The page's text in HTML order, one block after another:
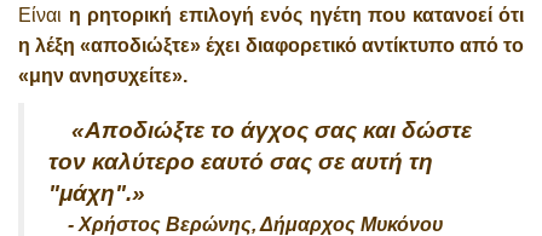
Είναι η ρητορική επιλογή ενός ηγέτη που κατανοεί ότι
η λέξη «αποδιώξτε» έχει διαφορετικό αντίκτυπο από το
«μην ανησυχείτε».
«Αποδιώξτε το άγχος σας και δώστε
τον καλύτερο εαυτό σας σε αυτή τη
"μάχη".»
- Χρήστος Βερώνης, Δήμαρχος Μυκόνου